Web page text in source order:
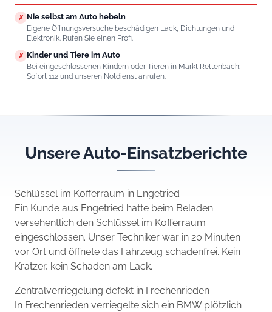
✗ Nie selbst am Auto hebeln
Eigene Öffnungsversuche beschädigen Lack, Dichtungen und
Elektronik. Rufen Sie einen Profi.
✗ Kinder und Tiere im Auto
Bei eingeschlossenen Kindern oder Tieren in Markt Rettenbach:
Sofort 112 und unseren Notdienst anrufen.
Unsere Auto-Einsatzberichte
Schlüssel im Kofferraum in Engetried
Ein Kunde aus Engetried hatte beim Beladen
versehentlich den Schlüssel im Kofferraum
eingeschlossen. Unser Techniker war in 20 Minuten
vor Ort und öffnete das Fahrzeug schadenfrei. Kein
Kratzer, kein Schaden am Lack.
Zentralverriegelung defekt in Frechenrieden
In Frechenrieden verriegelte sich ein BMW plötzlich